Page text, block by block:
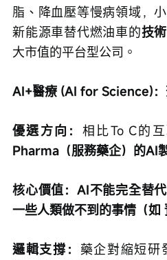
脂、降血壓等慢病領域，
新能源車替代燃油車的技
大市值的平台型公司。
AI+醫療 (AI for Science)
優選方向： 相比To C的
Pharma（服務藥企）的AI
核心價值：AI不能完全替
一些人類做不到的事情（如
邏輯支撐： 藥企對縮短研